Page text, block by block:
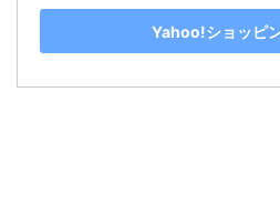
Yahoo!ショッピ